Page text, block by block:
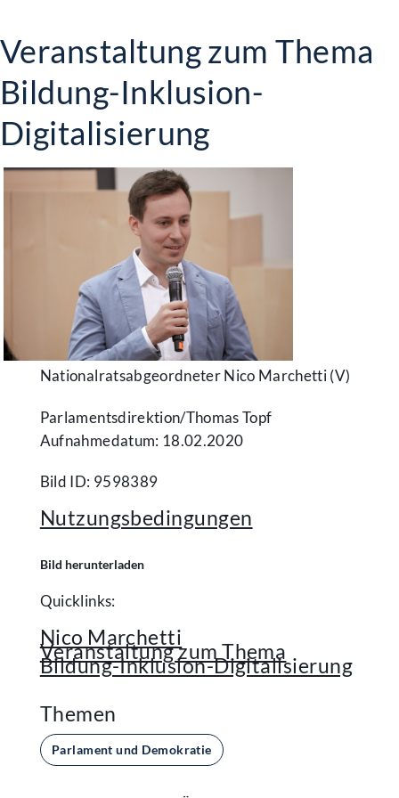
Veranstaltung zum Thema
Bildung-Inklusion-
Digitalisierung
Nationalratsabgeordneter Nico Marchetti (V)
Parlamentsdirektion/​Thomas Topf
Aufnahmedatum: 18.02.2020
Bild ID: 9598389
Nutzungsbedingungen
Bild herunterladen
Quicklinks:
Nico Marchetti
Veranstaltung zum Thema
Bildung-Inklusion-Digitalisierung
Themen
Parlament und Demokratie